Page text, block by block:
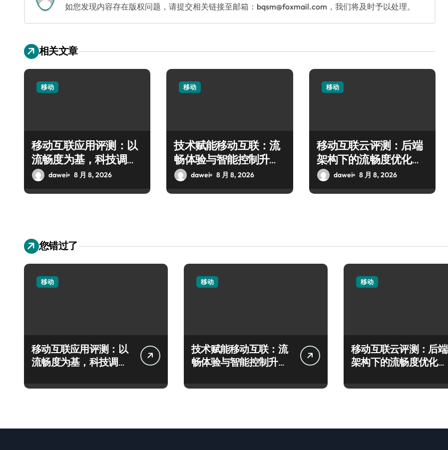
如您发现内容存在版权问题，请提交相关链接至邮箱：bqsm@foxmail.com，我们将及时予以处理。
相关文章
移动
移动互联应用评测：以
流畅度为基，科技调控
优化体验新高度
dawei 8 月 8, 2026
移动
技术赋能移动互联：流
畅体验与智能控制升级
全解析
dawei 8 月 8, 2026
移动
移动互联云评测：后端
架构下的流畅度优化与
精准控制策略
dawei 8 月 8, 2026
您错过了
移动
移动互联应用评测：以
流畅度为基，科技调控
移动
技术赋能移动互联：流
畅体验与智能控制升级
移动
移动互联云评测：后端
架构下的流畅度优化与